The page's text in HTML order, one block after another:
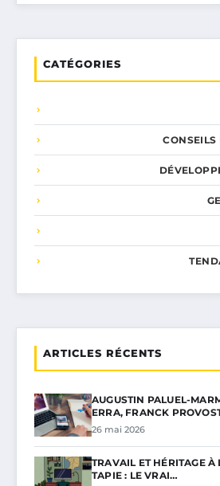
CATÉGORIES
CONSEILS
ARTICLES RÉCENTS
AUGUSTIN PALUEL-
ERRA, FRANCK
26 mai 2026
TRAVAIL ET HÉRITAGE À
TAPIE : LE VRAI…